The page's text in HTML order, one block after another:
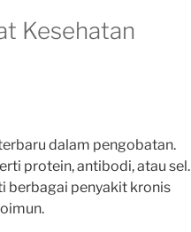
Kesehatan
dalam pengobatan.
protein, antibodi, atau sel.
berbagai penyakit kronis